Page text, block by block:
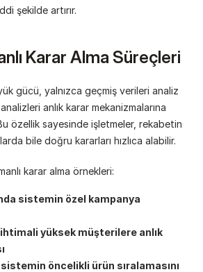
şekilde artırır.
Karar Alma Süreçleri
gücü, yalnızca geçmiş verileri analiz
anlık karar mekanizmalarına
özellik sayesinde işletmeler, rekabetin
bile doğru kararları hızlıca alabilir.
karar alma örnekleri:
sistemin özel kampanya
yüksek müşterilere anlık
sistemin öncelikli ürün sıralamasını